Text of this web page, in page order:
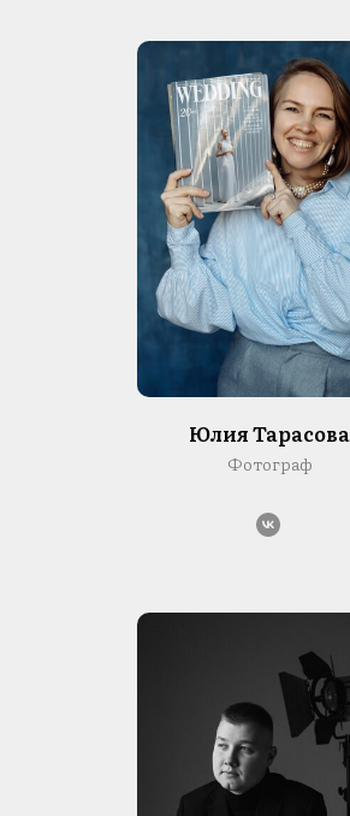
Юлия Тарасова
Фотограф